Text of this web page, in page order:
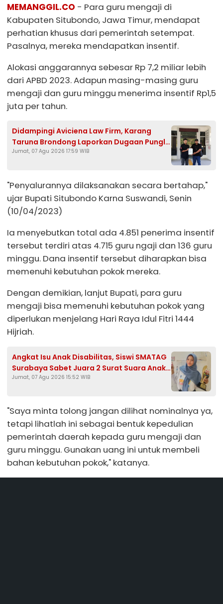
MEMANGGIL.CO - Para guru mengaji di
Kabupaten Situbondo, Jawa Timur, mendapat
perhatian khusus dari pemerintah setempat.
Pasalnya, mereka mendapatkan insentif.
Alokasi anggarannya sebesar Rp 7,2 miliar lebih
dari APBD 2023. Adapun masing-masing guru
mengaji dan guru minggu menerima insentif Rp1,5
juta per tahun.
Didampingi Aviciena Law Firm, Karang
Taruna Brondong Laporkan Dugaan Pungli
Kades Brengkok ke Kejari Lamongan
Jumat, 07 Agu 2026 17:59 WIB
"Penyalurannya dilaksanakan secara bertahap,"
ujar Bupati Situbondo Karna Suswandi, Senin
(10/04/2023)
Ia menyebutkan total ada 4.851 penerima insentif
tersebut terdiri atas 4.715 guru ngaji dan 136 guru
minggu. Dana insentif tersebut diharapkan bisa
memenuhi kebutuhan pokok mereka.
Dengan demikian, lanjut Bupati, para guru
mengaji bisa memenuhi kebutuhan pokok yang
diperlukan menjelang Hari Raya Idul Fitri 1444
Hijriah.
Angkat Isu Anak Disabilitas, Siswi SMATAG
Surabaya Sabet Juara 2 Surat Suara Anak
2026
Jumat, 07 Agu 2026 15:52 WIB
"Saya minta tolong jangan dilihat nominalnya ya,
tetapi lihatlah ini sebagai bentuk kepedulian
pemerintah daerah kepada guru mengaji dan
guru minggu. Gunakan uang ini untuk membeli
bahan kebutuhan pokok," katanya.